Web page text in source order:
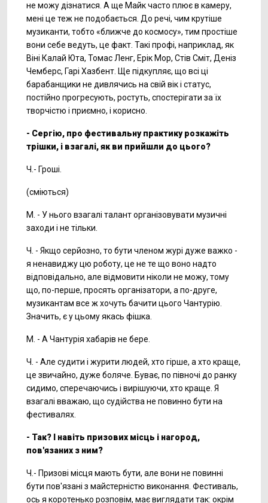
не можу дізнатися. А ще Майк часто плює в камеру,
мені це теж не подобається. До речі, чим крутіше
музиканти, тобто «ближче до космосу», тим простіше
вони себе ведуть, це факт. Такі профі, наприклад, як
Віні Калай Юта, Томас Ленг, Ерік Мор, Стів Сміт, Деніз
Чемберс, Гарі Хазбент. Ще підкупляє, що всі ці
барабанщики не дивлячись на свій вік і статус,
постійно прогресують, ростуть, спостерігати за їх
творчістю і приємно, і корисно.
- Сергію, про фестивальну практику розкажіть
трішки, і взагалі, як ви прийшли до цього?
Ч.- Гроші.
(сміються)
М. - У нього взагалі талант організовувати музичні
заходи і не тільки.
Ч. - Якщо серйозно, то бути членом журі дуже важко -
я ненавиджу цю роботу, це не те що воно надто
відповідально, але відмовити ніколи не можу, тому
що, по-перше, просять організатори, а по-друге,
музикантам все ж хочуть бачити цього Чантурію.
Значить, є у цьому якась фішка.
М. - А Чантурія хабарів не бере.
Ч. - Але судити і журити людей, хто гірше, а хто краще,
це звичайно, дуже боляче. Буває, по півночі до ранку
сидимо, сперечаючись і вирішуючи, хто краще. Я
взагалі вважаю, що судійства не повинно бути на
фестивалях.
- Так? І навіть призових місць і нагород,
пов'язаних з ним?
Ч.- Призові місця мають бути, але вони не повинні
бути пов'язані з майстерністю виконання. Фестиваль,
ось я коротенько розповім, має виглядати так: окрім